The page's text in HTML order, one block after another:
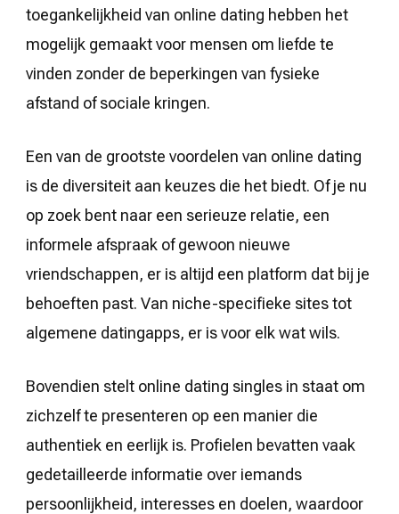
toegankelijkheid van online dating hebben het
mogelijk gemaakt voor mensen om liefde te
vinden zonder de beperkingen van fysieke
afstand of sociale kringen.
Een van de grootste voordelen van online dating
is de diversiteit aan keuzes die het biedt. Of je nu
op zoek bent naar een serieuze relatie, een
informele afspraak of gewoon nieuwe
vriendschappen, er is altijd een platform dat bij je
behoeften past. Van niche-specifieke sites tot
algemene datingapps, er is voor elk wat wils.
Bovendien stelt online dating singles in staat om
zichzelf te presenteren op een manier die
authentiek en eerlijk is. Profielen bevatten vaak
gedetailleerde informatie over iemands
persoonlijkheid, interesses en doelen, waardoor